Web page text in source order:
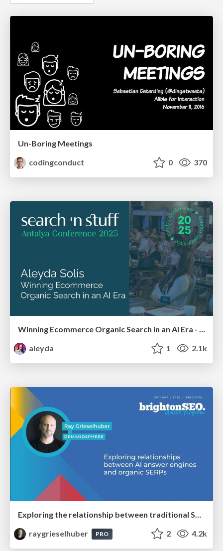
Un-Boring Meetings
codingconduct
0 370
Winning Ecommerce Organic Search in an AI Era - #searchnstuff2025
aleyda
1 2.1k
Exploring the relationship between traditional SERPs and Gen AI search
raygrieselhuber
PRO 2 4.2k